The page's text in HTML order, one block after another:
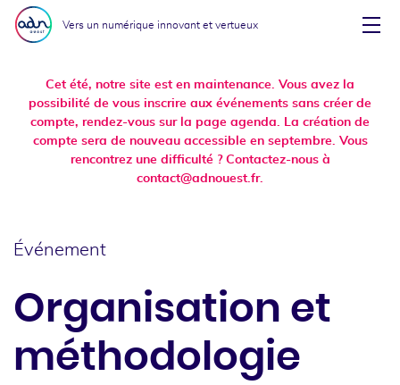
Aller au menu
Aller au contenu
Vers un numérique innovant et vertueux
Cet été, notre site est en maintenance. Vous avez la
possibilité de vous inscrire aux événements sans créer de
compte, rendez-vous sur la page agenda. La création de
compte sera de nouveau accessible en septembre. Vous
rencontrez une difficulté ? Contactez-nous à
contact@adnouest.fr.
Événement
Organisation et
méthodologie